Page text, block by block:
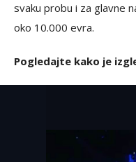
svaku probu i za glavne
oko 10.000 evra.
Pogledajte kako je